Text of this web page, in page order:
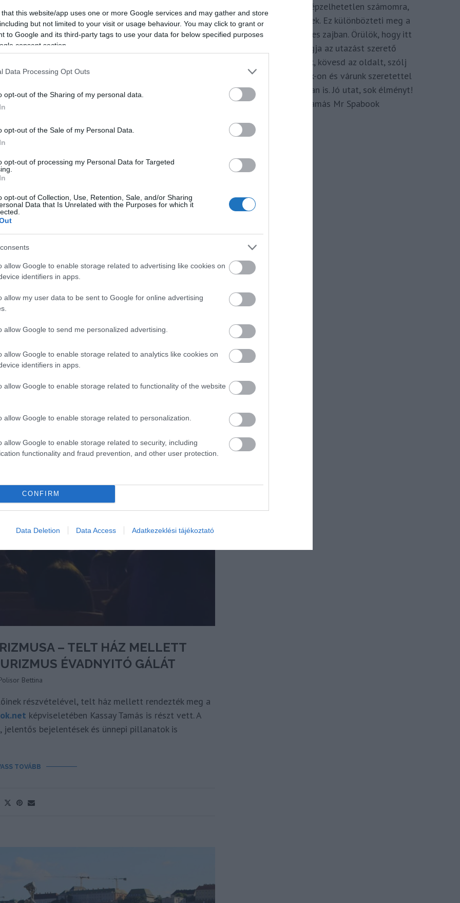
that this website/app uses one or more Google services and may gather and store
but not limited to your visit or usage behaviour. You may click to grant or
to Google and its third-party tags to use your data for below specified purposes
consent section.
Data Processing Opt Outs
opt-out of the Sharing of my personal data.
opt-out of the Sale of my Personal Data.
opt-out of processing my Personal Data for Targeted
opt-out of Collection, Use, Retention, Sale, and/or Sharing
Data that Is Unrelated with the Purposes for which it
allow Google to enable storage related to advertising like cookies on
identifiers in apps.
allow my user data to be sent to Google for online advertising
allow Google to send me personalized advertising.
allow Google to enable storage related to analytics like cookies on
identifiers in apps.
allow Google to enable storage related to functionality of the website
allow Google to enable storage related to personalization.
allow Google to enable storage related to security, including
functionality and fraud prevention, and other user protection.
CONFIRM
Data Deletion Data Access Adatkezeklési tájékoztató
TART A TURIZMUS JÖVŐJE
Kassay Tamás
élmények és a fenntartható működés egyszerre
a rájuk adható gyakorlati válaszokról szólt a Visit
amelynek a lillafüredi Hotel Palota adott
hogyan válhatnak a természeti értékek, a helyi
versenyelőnyévé.
TOVÁBB
– TELT HÁZ MELLETT
ÉVADNYITÓ GÁLÁT
Bettina
részvételével, telt ház mellett rendezték meg a
képviseletében Kassay Tamás is részt vett. A
bejelentések és ünnepi pillanatok is
TOVÁBB
adom hozzá. Elképzelhetetlen számomra,
hogy ne így tegyek. Ez különbözteti meg a
Spabook-ot a netes zajban. Örülök, hogy itt
vagy, légy tagja az utazást szerető
Közösségünknek, kövesd az oldalt, szólj
hozzá a Facebook-on és várunk szeretettel
zárt csoportunkban is. Jó utat, sok élményt!
Kassay Tamás Mr Spabook